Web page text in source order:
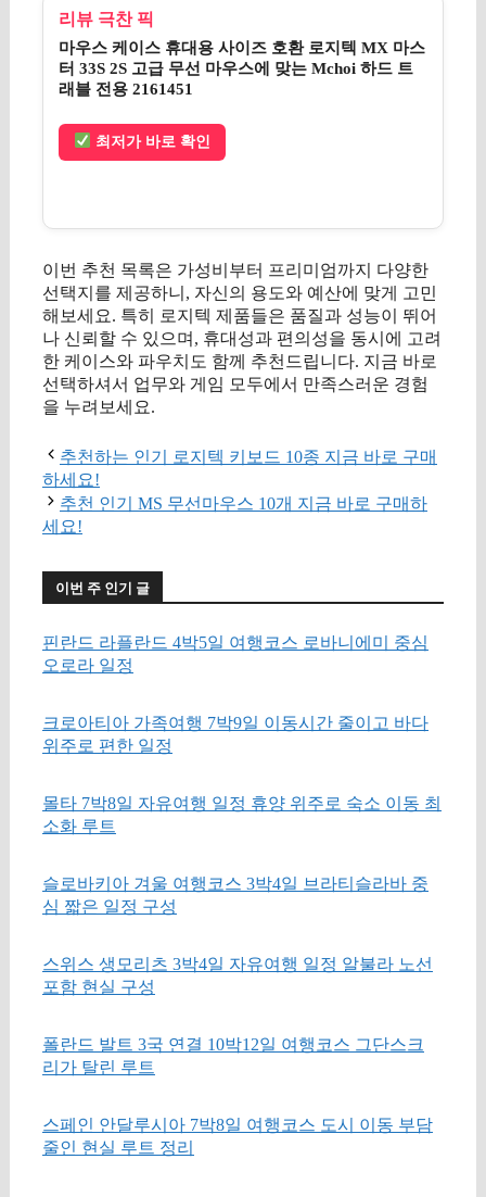
리뷰 극찬 픽
마우스 케이스 휴대용 사이즈 호환 로지텍 MX 마스
터 33S 2S 고급 무선 마우스에 맞는 Mchoi 하드 트
래블 전용 2161451
최저가 바로 확인
이번 추천 목록은 가성비부터 프리미엄까지 다양한
선택지를 제공하니, 자신의 용도와 예산에 맞게 고민
해보세요. 특히 로지텍 제품들은 품질과 성능이 뛰어
나 신뢰할 수 있으며, 휴대성과 편의성을 동시에 고려
한 케이스와 파우치도 함께 추천드립니다. 지금 바로
선택하셔서 업무와 게임 모두에서 만족스러운 경험
을 누려보세요.
추천하는 인기 로지텍 키보드 10종 지금 바로 구매
하세요!
추천 인기 MS 무선마우스 10개 지금 바로 구매하
세요!
이번 주 인기 글
핀란드 라플란드 4박5일 여행코스 로바니에미 중심
오로라 일정
크로아티아 가족여행 7박9일 이동시간 줄이고 바다
위주로 편한 일정
몰타 7박8일 자유여행 일정 휴양 위주로 숙소 이동 최
소화 루트
슬로바키아 겨울 여행코스 3박4일 브라티슬라바 중
심 짧은 일정 구성
스위스 생모리츠 3박4일 자유여행 일정 알불라 노선
포함 현실 구성
폴란드 발트 3국 연결 10박12일 여행코스 그단스크
리가 탈린 루트
스페인 안달루시아 7박8일 여행코스 도시 이동 부담
줄인 현실 루트 정리